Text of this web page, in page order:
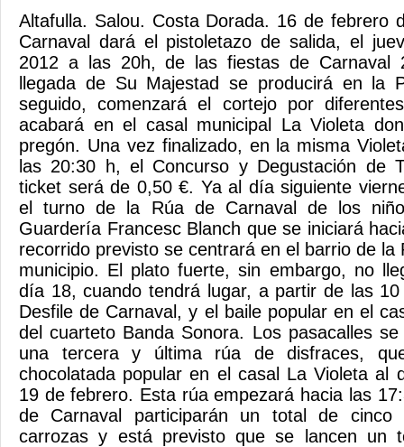
Altafulla. Salou. Costa Dorada. 16 de febrero
Carnaval dará el pistoletazo de salida, el
2012 a las 20h, de las fiestas de Carnaval
llegada de Su Majestad se producirá en la
seguido, comenzará el cortejo por
acabará en el casal municipal La Violeta
pregón. Una vez finalizado, en la misma
las 20:30 h, el Concurso y Degustación de
ticket será de 0,50 €. Ya al ​​día siguiente
el turno de la Rúa de Carnaval de los
Guardería Francesc Blanch que se iniciará
recorrido previsto se centrará en el barrio de la
municipio. El plato fuerte, sin embargo, no
día 18, cuando tendrá lugar, a partir de las
Desfile de Carnaval, y el baile popular en el
del cuarteto Banda Sonora. Los pasacalles
una tercera y última rúa de disfraces,
chocolatada popular en el casal La Violeta al
19 de febrero. Esta rúa empezará hacia las
de Carnaval participarán un total de cinco
carrozas y está previsto que se lancen un